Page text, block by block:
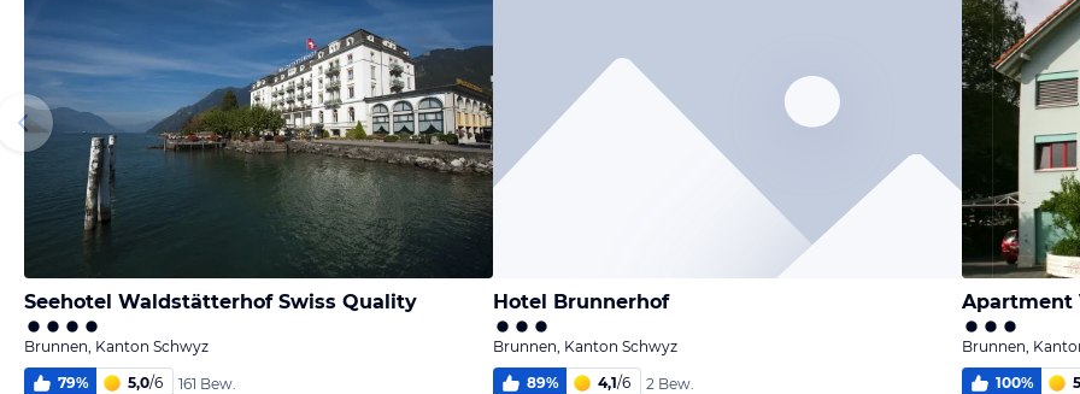
Seehotel Waldstätterhof Swiss Quality
Brunnen, Kanton Schwyz
79% 5,0/6 161 Bew.
Hotel Brunnerhof
Brunnen, Kanton Schwyz
89% 4,1/6 2 Bew.
Apartment
Brunnen,
100%